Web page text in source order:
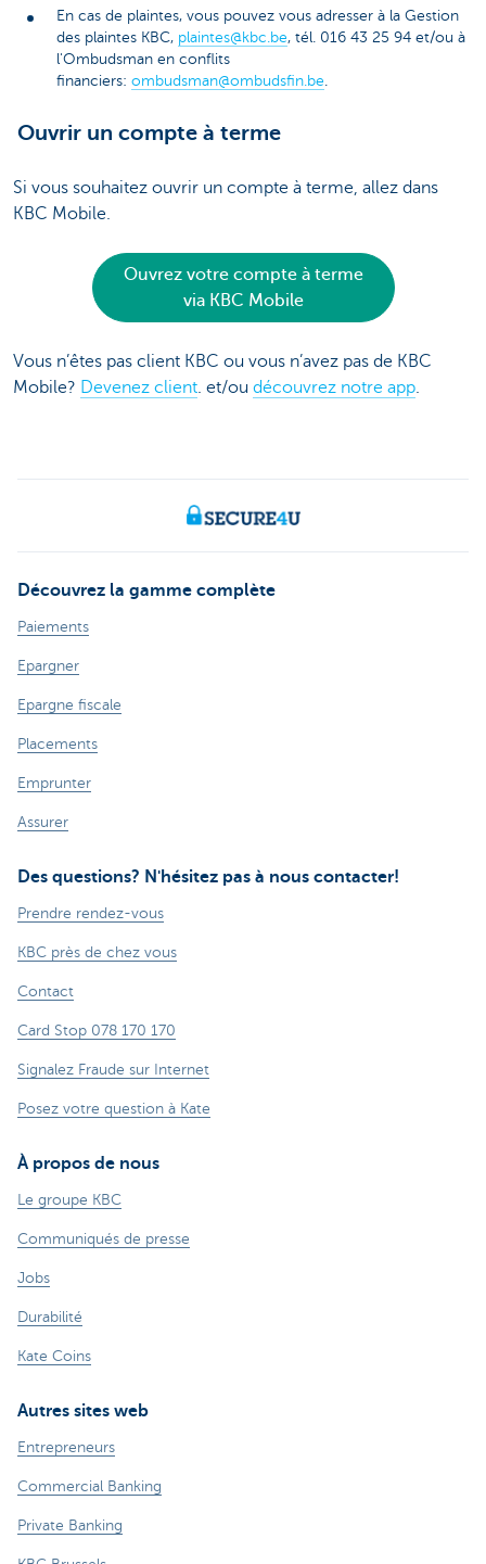
En cas de plaintes, vous pouvez vous adresser à la Gestion
des plaintes KBC, plaintes@kbc.be, tél. 016 43 25 94 et/ou à
l'Ombudsman en conflits
financiers: ombudsman@ombudsfin.be
Ouvrir un compte à terme
Si vous souhaitez ouvrir un compte à terme, allez dans
KBC Mobile.
Ouvrez votre compte à terme
via KBC Mobile
Vous n’êtes pas client KBC ou vous n’avez pas de KBC
Mobile? Devenez client. et/ou découvrez notre app.
Découvrez la gamme complète
Paiements
Epargner
Epargne fiscale
Placements
Emprunter
Assurer
Des questions? N'hésitez pas à nous contacter!
Prendre rendez-vous
KBC près de chez vous
Contact
Card Stop 078 170 170
Signalez Fraude sur Internet
Posez votre question à Kate
À propos de nous
Le groupe KBC
Communiqués de presse
Jobs
Durabilité
Kate Coins
Autres sites web
Entrepreneurs
Commercial Banking
Private Banking